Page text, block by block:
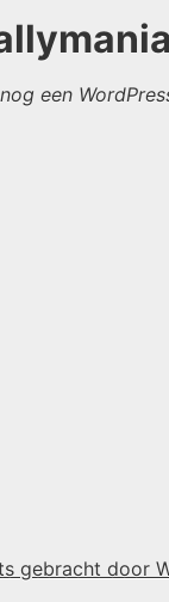
een
gebracht door